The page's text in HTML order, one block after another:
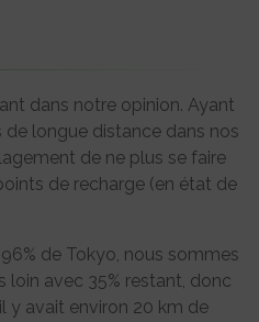
dans notre opinion. Ayant
longue distance dans nos
de ne plus se faire
de recharge (en état de
de Tokyo, nous sommes
loin avec 35% restant, donc
y avait environ 20 km de